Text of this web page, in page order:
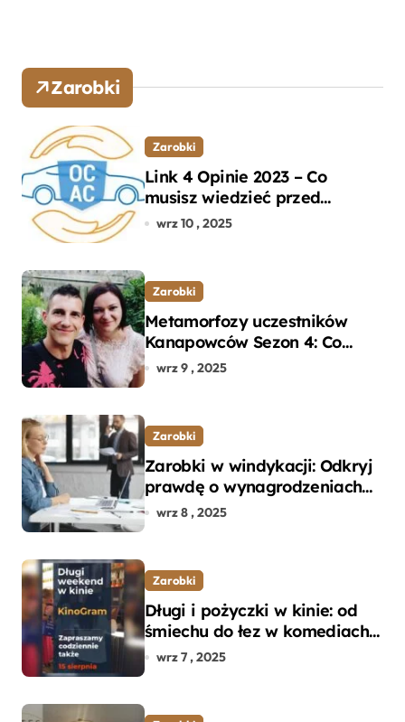
Zarobki
Zarobki
Link 4 Opinie 2023 – Co
musisz wiedzieć przed
wyborem ubezpieczenia OC i
wrz 10 , 2025
Zarobki
Metamorfozy uczestników
Kanapowców Sezon 4: Co
naprawdę zaskoczyło
wrz 9 , 2025
Zarobki
Zarobki w windykacji: Odkryj
prawdę o wynagrodzeniach
specjalistów w branży
wrz 8 , 2025
Zarobki
Długi i pożyczki w kinie: od
śmiechu do łez w komediach i
dramatach
wrz 7 , 2025